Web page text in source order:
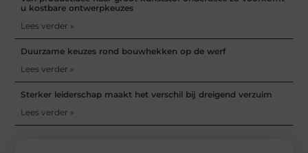
u kostbare ontwerpkeuzes
Lees verder »
Duurzame keuzes rond bouwhekken op de werf
Lees verder »
Sterker leiderschap maakt het verschil bij dreigend verzuim
Lees verder »